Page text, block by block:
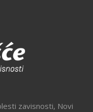
zavisnosti, Novi